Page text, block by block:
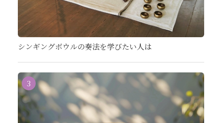
シンギングボウルの奏法を学びたい人は
3